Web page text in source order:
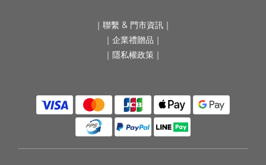
｜ 聯繫 & 門市資訊 ｜
｜ 企業禮贈品 ｜
｜隱私權政策｜